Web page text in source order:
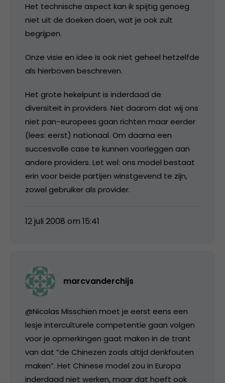
Het technische aspect kan ik spijtig genoeg
niet uit de doeken doen, wat je ook zult
begrijpen.
Onze visie en idee is ook niet geheel hetzelfde
als hierboven beschreven.
Het grote hekelpunt is inderdaad de
diversiteit in providers. Net daarom dat wij ons
niet pan-europees gaan richten maar eerder
(lees: eerst) nationaal. Om daarna een
succesvolle case te kunnen voorleggen aan
andere providers. Let wel: ons model bestaat
erin voor beide partijen winstgevend te zijn,
zowel gebruiker als provider.
12 juli 2008 om 15:41
marcvanderchijs
@Nicolas Misschien moet je eerst eens een
lesje interculturele competentie gaan volgen
voor je opmerkingen gaat maken in de trant
van dat “de Chinezen zoals altijd denkfouten
maken”. Het Chinese model zou in Europa
inderdaad niet werken, maar dat hoeft ook